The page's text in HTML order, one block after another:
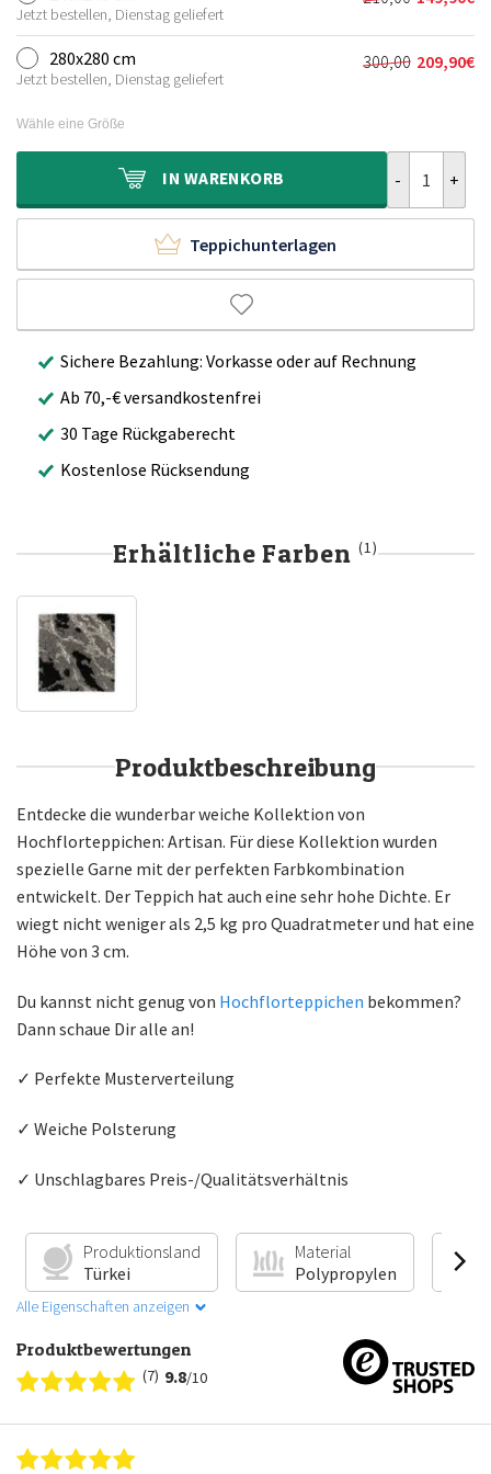
155,00€
109,90€.
Jetzt bestellen, Dienstag geliefert
Preis
war:
210,00€
Aktueller
Preis
ist:
149,90€.
280x280 cm
Jetzt bestellen, Dienstag geliefert
300,00 209,90€
Aktueller
Wähle eine Größe
IN WARENKORB
Teppichunterlagen
Sichere Bezahlung: Vorkasse oder auf Rechnung
Ab 70,-€ versandkostenfrei
30 Tage Rückgaberecht
Kostenlose Rücksendung
Erhältliche Farben(1)
Produktbeschreibung
Entdecke die wunderbar weiche Kollektion von
Hochflorteppichen: Artisan. Für diese Kollektion wurden
spezielle Garne mit der perfekten Farbkombination
entwickelt. Der Teppich hat auch eine sehr hohe Dichte. Er
wiegt nicht weniger als 2,5 kg pro Quadratmeter und hat eine
Höhe von 3 cm.
Du kannst nicht genug von Hochflorteppichen bekommen?
Dann schaue Dir alle an!
✓ Perfekte Musterverteilung
✓ Weiche Polsterung
✓ Unschlagbares Preis-/Qualitätsverhältnis
Produktionsland
Türkei
Material
Polypropylen
Alle Eigenschaften anzeigen
Produktbewertungen
(7) 9.8/10